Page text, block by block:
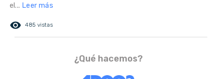
el... Leer más
remove_red_eye 485 vistas
¿Qué hacemos?